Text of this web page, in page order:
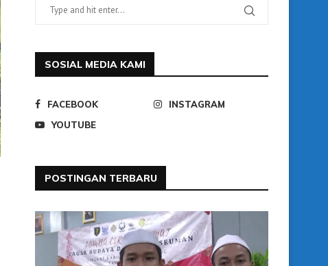
SOSIAL MEDIA KAMI
FACEBOOK
INSTAGRAM
YOUTUBE
POSTINGAN TERBARU